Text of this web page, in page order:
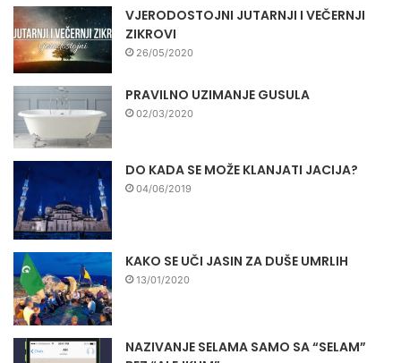
VJERODOSTOJNI JUTARNJI I VEČERNJI
ZIKROVI
26/05/2020
PRAVILNO UZIMANJE GUSULA
02/03/2020
DO KADA SE MOŽE KLANJATI JACIJA?
04/06/2019
KAKO SE UČI JASIN ZA DUŠE UMRLIH
13/01/2020
NAZIVANJE SELAMA SAMO SA “SELAM”